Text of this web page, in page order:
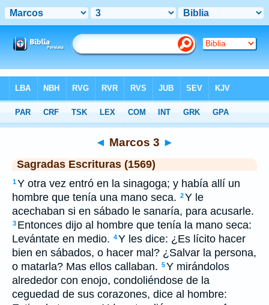
>SEV> Marcos 3
◄ Marcos 3 ►
Sagradas Escrituras (1569)
1Y otra vez entró en la sinagoga; y había allí un
hombre que tenía una mano seca. 2Y le
acechaban si en sábado le sanaría, para acusarle.
3 Entonces dijo al hombre que tenía la mano seca:
Levántate en medio. 4Y les dice: ¿Es lícito hacer
bien en sábados, o hacer mal? ¿Salvar la persona,
o matarla? Mas ellos callaban. 5Y mirándolos
alrededor con enojo, condoliéndose de la
ceguedad de sus corazones, dice al hombre: